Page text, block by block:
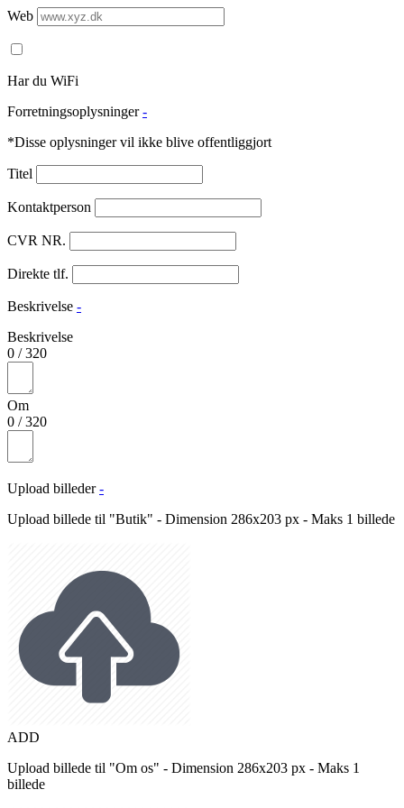
Web
Har du WiFi
Forretningsoplysninger -
*Disse oplysninger vil ikke blive offentliggjort
Titel
Kontaktperson
CVR NR.
Direkte tlf.
Beskrivelse -
Beskrivelse
0 /320
Om
0 /320
Upload billeder -
Upload billede til "Butik" - Dimension 286x203 px - Maks 1 billede
ADD
Upload billede til "Om os" - Dimension 286x203 px - Maks 1
billede